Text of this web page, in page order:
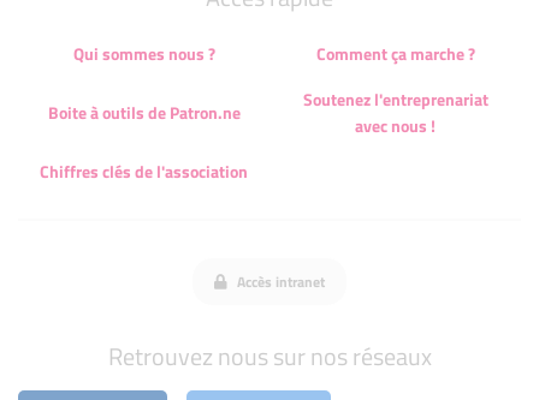
Qui sommes nous ? Comment ça marche ?
Boite à outils de Patron.ne
Soutenez l'entreprenariat
avec nous !
Chiffres clés de l'association
Accès intranet
Retrouvez nous sur nos réseaux